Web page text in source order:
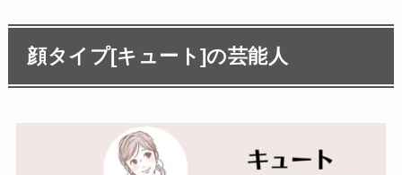
顔タイプ[キュート]の芸能人